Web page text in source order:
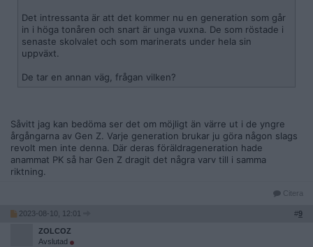
Det intressanta är att det kommer nu en generation som går
in i höga tonåren och snart är unga vuxna. De som röstade i
senaste skolvalet och som marinerats under hela sin
uppväxt.
De tar en annan väg, frågan vilken?
Såvitt jag kan bedöma ser det om möjligt än värre ut i de yngre
årgångarna av Gen Z. Varje generation brukar ju göra någon slags
revolt men inte denna. Där deras föräldrageneration hade
anammat PK så har Gen Z dragit det några varv till i samma
riktning.
Citera
2023-08-10, 12:01 #9
ZOLCOZ
Avslutad